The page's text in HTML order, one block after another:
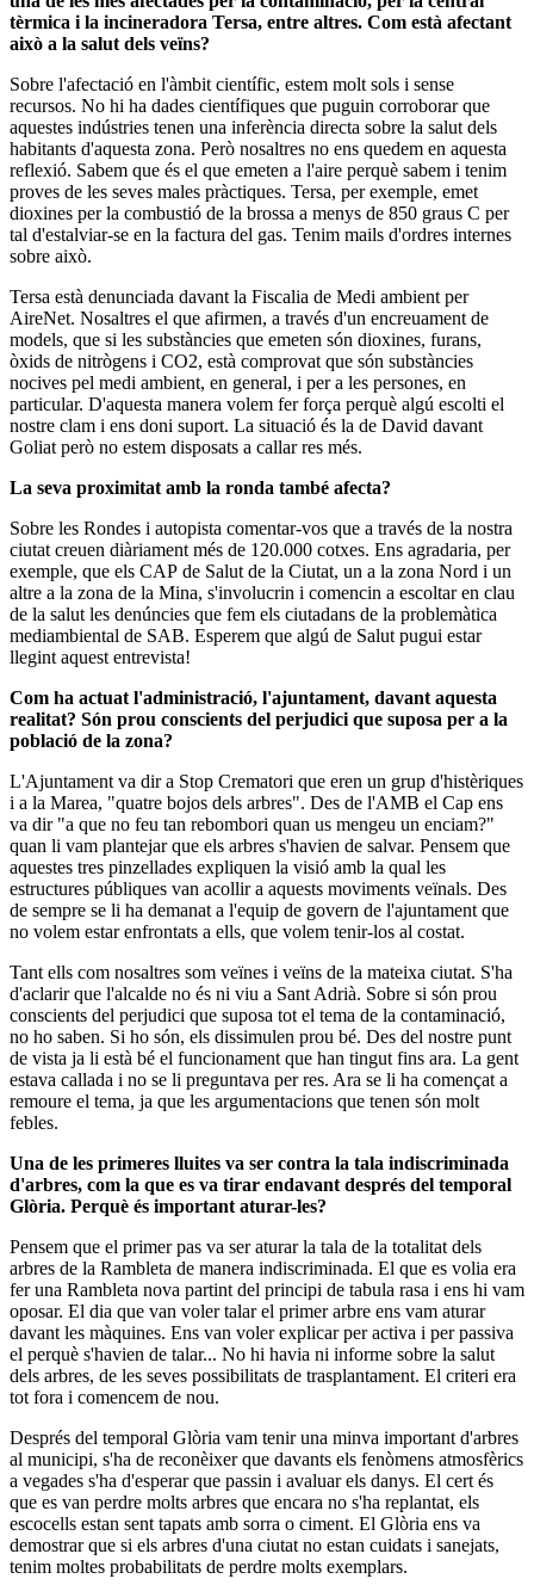
tèrmica i la incineradora Tersa, entre altres. Com està afectant
això a la salut dels veïns?
Sobre l'afectació en l'àmbit científic, estem molt sols i sense
recursos. No hi ha dades científiques que puguin corroborar que
aquestes indústries tenen una inferència directa sobre la salut dels
habitants d'aquesta zona. Però nosaltres no ens quedem en aquesta
reflexió. Sabem que és el que emeten a l'aire perquè sabem i tenim
proves de les seves males pràctiques. Tersa, per exemple, emet
dioxines per la combustió de la brossa a menys de 850 graus C per
tal d'estalviar-se en la factura del gas. Tenim mails d'ordres internes
sobre això.
Tersa està denunciada davant la Fiscalia de Medi ambient per
AireNet. Nosaltres el que afirmen, a través d'un encreuament de
models, que si les substàncies que emeten són dioxines, furans,
òxids de nitrògens i CO2, està comprovat que són substàncies
nocives pel medi ambient, en general, i per a les persones, en
particular. D'aquesta manera volem fer força perquè algú escolti el
nostre clam i ens doni suport. La situació és la de David davant
Goliat però no estem disposats a callar res més.
La seva proximitat amb la ronda també afecta?
Sobre les Rondes i autopista comentar-vos que a través de la nostra
ciutat creuen diàriament més de 120.000 cotxes. Ens agradaria, per
exemple, que els CAP de Salut de la Ciutat, un a la zona Nord i un
altre a la zona de la Mina, s'involucrin i comencin a escoltar en clau
de la salut les denúncies que fem els ciutadans de la problemàtica
mediambiental de SAB. Esperem que algú de Salut pugui estar
llegint aquest entrevista!
Com ha actuat l'administració, l'ajuntament, davant aquesta
realitat? Són prou conscients del perjudici que suposa per a la
població de la zona?
L'Ajuntament va dir a Stop Crematori que eren un grup d'histèriques
i a la Marea, "quatre bojos dels arbres". Des de l'AMB el Cap ens
va dir "a que no feu tan rebombori quan us mengeu un enciam?"
quan li vam plantejar que els arbres s'havien de salvar. Pensem que
aquestes tres pinzellades expliquen la visió amb la qual les
estructures públiques van acollir a aquests moviments veïnals. Des
de sempre se li ha demanat a l'equip de govern de l'ajuntament que
no volem estar enfrontats a ells, que volem tenir-los al costat.
Tant ells com nosaltres som veïnes i veïns de la mateixa ciutat. S'ha
d'aclarir que l'alcalde no és ni viu a Sant Adrià. Sobre si són prou
conscients del perjudici que suposa tot el tema de la contaminació,
no ho saben. Si ho són, els dissimulen prou bé. Des del nostre punt
de vista ja li està bé el funcionament que han tingut fins ara. La gent
estava callada i no se li preguntava per res. Ara se li ha començat a
remoure el tema, ja que les argumentacions que tenen són molt
febles.
Una de les primeres lluites va ser contra la tala indiscriminada
d'arbres, com la que es va tirar endavant després del temporal
Glòria. Perquè és important aturar-les?
Pensem que el primer pas va ser aturar la tala de la totalitat dels
arbres de la Rambleta de manera indiscriminada. El que es volia era
fer una Rambleta nova partint del principi de tabula rasa i ens hi vam
oposar. El dia que van voler talar el primer arbre ens vam aturar
davant les màquines. Ens van voler explicar per activa i per passiva
el perquè s'havien de talar... No hi havia ni informe sobre la salut
dels arbres, de les seves possibilitats de trasplantament. El criteri era
tot fora i comencem de nou.
Després del temporal Glòria vam tenir una minva important d'arbres
al municipi, s'ha de reconèixer que davants els fenòmens atmosfèrics
a vegades s'ha d'esperar que passin i avaluar els danys. El cert és
que es van perdre molts arbres que encara no s'ha replantat, els
escocells estan sent tapats amb sorra o ciment. El Glòria ens va
demostrar que si els arbres d'una ciutat no estan cuidats i sanejats,
tenim moltes probabilitats de perdre molts exemplars.